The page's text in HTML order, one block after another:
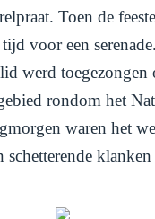
Toen de
voor een
werd toegezongen
rondom het
waren het